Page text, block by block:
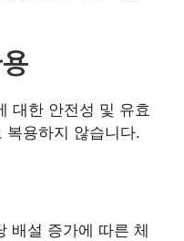
대한 안전성 및 유효
복용하지 않습니다.
배설 증가에 따른 체